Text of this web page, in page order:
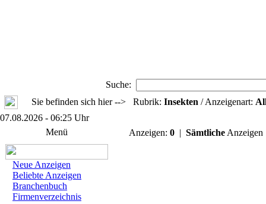
Suche:
Sie befinden sich hier --> Rubrik: Insekten / Anzeigenart:
07.08.2026 - 06:25 Uhr
Menü
Neue Anzeigen
Beliebte Anzeigen
Branchenbuch
Firmenverzeichnis
Anzeigen: 0 | Sämtliche